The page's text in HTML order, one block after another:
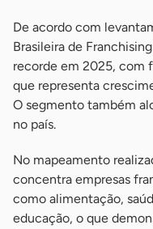
De acordo com
Brasileira de
recorde em 2025, com
que representa
O segmento também
no país.
No mapeamento
concentra empresas
como alimentação,
educação, o que